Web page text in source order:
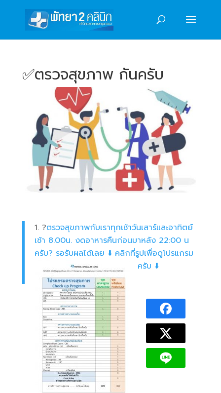
✅️ตรวจสุขภาพ กันครับ
?ตรวจสุขภาพกับเราทุกเช้าวันเสาร์และอาทิตย์
เช้า 8.00น. งดอาหารคืนก่อนมาหลัง 22:00 น
ครับ? รอรับผลได้เลย ⬇️ คลิกที่รูปเพื่อดูโปรแกรม
ครับ ⬇️